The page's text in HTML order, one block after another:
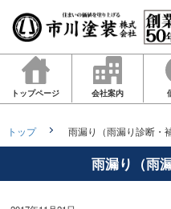
トップページ 会社案内
トップ 雨漏り（雨漏り診断・
雨漏り（雨